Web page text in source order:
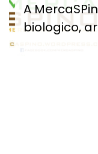
A
biologico,